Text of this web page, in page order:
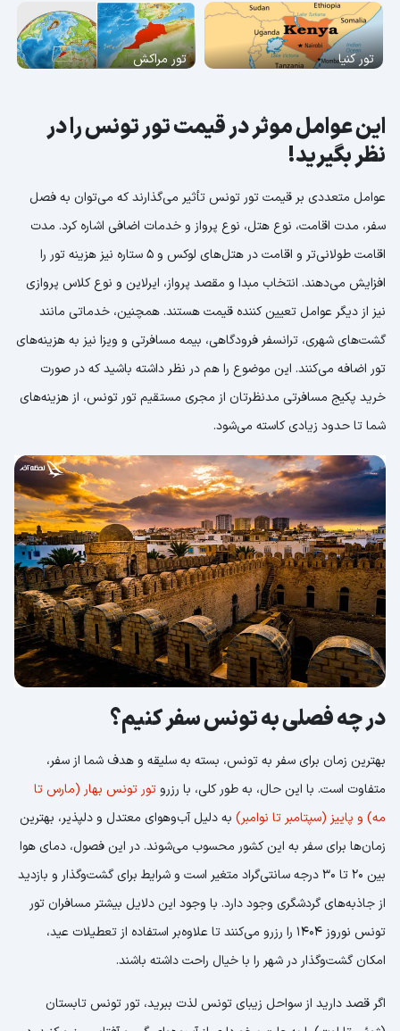
تور کنیا تور مراکش
این عوامل موثر در قیمت تور تونس را در
نظر بگیرید!
عوامل متعددی بر قیمت تور تونس تأثیر می‌گذارند که می‌توان به فصل
سفر، مدت اقامت، نوع هتل، نوع پرواز و خدمات اضافی اشاره کرد. مدت
اقامت طولانی‌تر و اقامت در هتل‌های لوکس و 5 ستاره نیز هزینه تور را
افزایش می‌دهند. انتخاب مبدا و مقصد پرواز، ایرلاین و نوع کلاس پروازی
نیز از دیگر عوامل تعیین کننده قیمت هستند. همچنین، خدماتی مانند
گشت‌های شهری، ترانسفر فرودگاهی، بیمه مسافرتی و ویزا نیز به هزینه‌های
تور اضافه می‌کنند. این موضوع را هم در نظر داشته باشید که در صورت
خرید پکیج مسافرتی مدنظرتان از مجری مستقیم تور تونس، از هزینه‌های
شما تا حدود زیادی کاسته می‌شود.
در چه فصلی به تونس سفر کنیم؟
بهترین زمان برای سفر به تونس، بسته به سلیقه و هدف شما از سفر،
متفاوت است. با این حال، به طور کلی، با رزروتور تونس بهار (مارس تا
مه) و پاییز (سپتامبر تا نوامبر) به دلیل آب‌وهوای معتدل و دلپذیر، بهترین
زمان‌ها برای سفر به این کشور محسوب می‌شوند. در این فصول، دمای هوا
بین 20 تا 30 درجه سانتی‌گراد متغیر است و شرایط برای گشت‌وگذار و بازدید
از جاذبه‌های گردشگری وجود دارد. با وجود این دلایل بیشتر مسافران تور
تونس نوروز 1404 را رزرو می‌کنند تا علاوه‌بر استفاده از تعطیلات عید،
امکان گشت‌وگذار در شهر را با خیال راحت داشته باشند.
اگر قصد دارید از سواحل زیبای تونس لذت ببرید، تور تونس تابستان